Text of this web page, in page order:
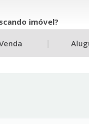
imóvel?
|